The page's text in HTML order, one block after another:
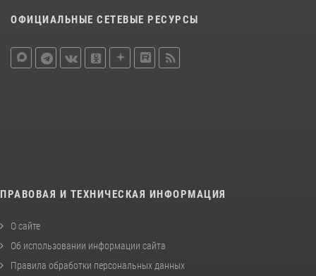
ОФИЦИАЛЬНЫЕ СЕТЕВЫЕ РЕСУРСЫ
ПРАВОВАЯ И ТЕХНИЧЕСКАЯ ИНФОРМАЦИЯ
О сайте
Об использовании информации сайта
Правила обработки персональных данных